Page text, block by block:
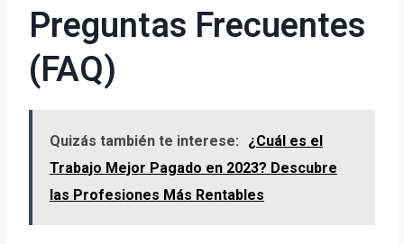
Preguntas Frecuentes
(FAQ)
Quizás también te interese:
¿Cuál es el
Trabajo Mejor Pagado en 2023? Descubre
las Profesiones Más Rentables